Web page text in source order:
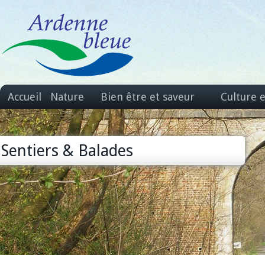
Accueil Nature Bien être et saveur Culture
Sentiers & Balades